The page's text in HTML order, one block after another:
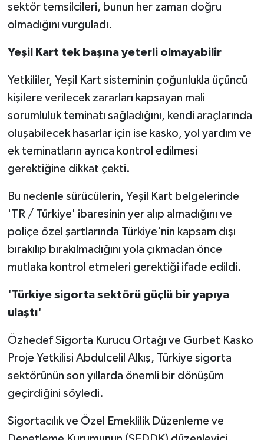
sektör temsilcileri, bunun her zaman doğru
olmadığını vurguladı.
Yeşil Kart tek başına yeterli olmayabilir
Yetkililer, Yeşil Kart sisteminin çoğunlukla üçüncü
kişilere verilecek zararları kapsayan mali
sorumluluk teminatı sağladığını, kendi araçlarında
oluşabilecek hasarlar için ise kasko, yol yardım ve
ek teminatların ayrıca kontrol edilmesi
gerektiğine dikkat çekti.
Bu nedenle sürücülerin, Yeşil Kart belgelerinde
'TR / Türkiye' ibaresinin yer alıp almadığını ve
poliçe özel şartlarında Türkiye'nin kapsam dışı
bırakılıp bırakılmadığını yola çıkmadan önce
mutlaka kontrol etmeleri gerektiği ifade edildi.
'Türkiye sigorta sektörü güçlü bir yapıya
ulaştı'
Özhedef Sigorta Kurucu Ortağı ve Gurbet Kasko
Proje Yetkilisi Abdulcelil Alkış, Türkiye sigorta
sektörünün son yıllarda önemli bir dönüşüm
geçirdiğini söyledi.
Sigortacılık ve Özel Emeklilik Düzenleme ve